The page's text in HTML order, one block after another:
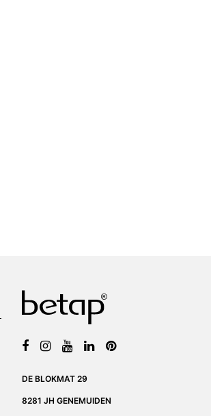
DE BLOKMAT 29
8281 JH GENEMUIDEN